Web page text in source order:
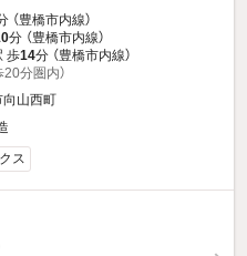
（豊橋市内線）
分 （豊橋市内線）
歩14分 （豊橋市内線）
分圏内）
向山西町
ス